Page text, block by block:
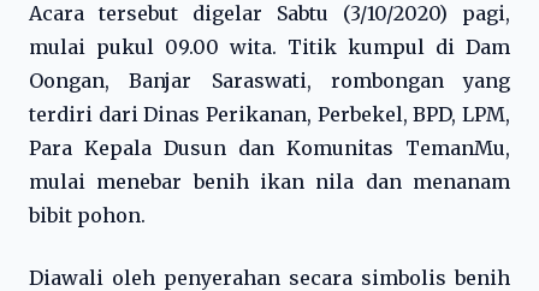
Acara tersebut digelar Sabtu (3/10/2020) pagi,
mulai pukul 09.00 wita. Titik kumpul di Dam
Oongan, Banjar Saraswati, rombongan yang
terdiri dari Dinas Perikanan, Perbekel, BPD, LPM,
Para Kepala Dusun dan Komunitas TemanMu,
mulai menebar benih ikan nila dan menanam
bibit pohon.
Diawali oleh penyerahan secara simbolis benih